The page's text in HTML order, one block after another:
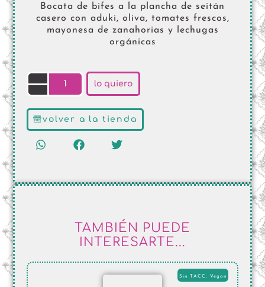
Bocata de bifes a la plancha de seitán
casero con aduki, oliva, tomates frescos,
mayonesa de zanahorias y lechugas
orgánicas
lo quiero
volver a la tienda
TAMBIÉN PUEDE
INTERESARTE...
Sin TACC , Vegan